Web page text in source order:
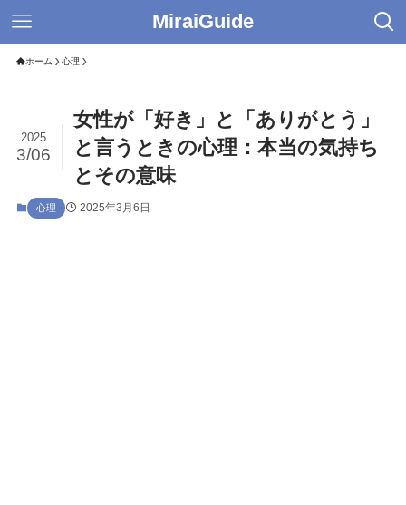
MiraiGuide
ホーム 心理
女性が「好き」と「ありがとう」
と言うときの心理：本当の気持ち
とその意味
2025
3/06
心理 2025年3月6日